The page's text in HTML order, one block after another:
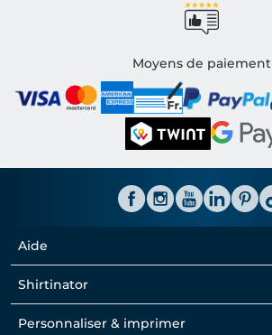
Moyens de paiement
Aide
Shirtinator
Personnaliser & imprimer